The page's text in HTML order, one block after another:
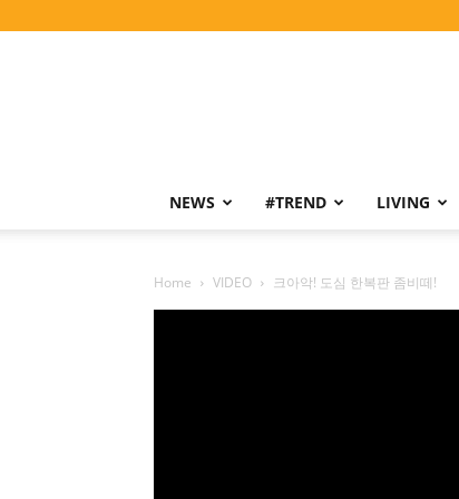
NEWS #TREND LIVING
Home VIDEO 크아악! 도심 한복판 좀비떼!